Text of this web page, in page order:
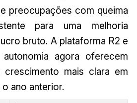
preocupações com queima
para uma melhoria
bruto. A plataforma R2 e
agora oferecem
crescimento mais clara em
ano anterior.